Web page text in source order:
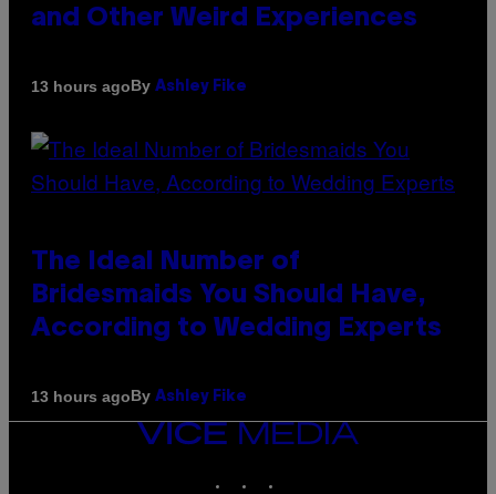
and Other Weird Experiences
13 hours agoBy Ashley Fike
The Ideal Number of
Bridesmaids You Should Have,
According to Wedding Experts
13 hours agoBy Ashley Fike
VICE